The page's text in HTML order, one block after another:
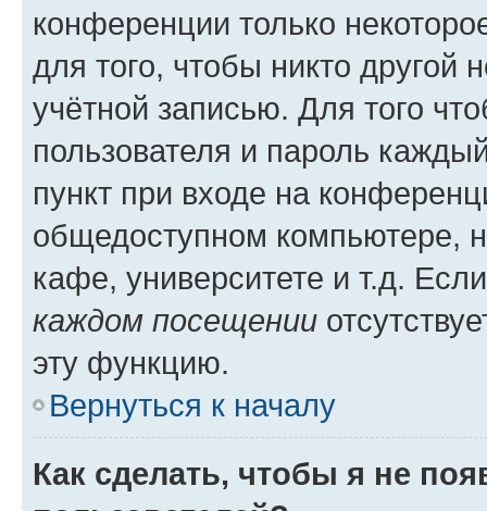
конференции только
для того, чтобы никто другой
учётной записью. Для того
пользователя и пароль
пункт при входе на
общедоступном компьютере,
кафе, университете и т.д.
каждом посещении
эту функцию.
Вернуться к началу
Как сделать, чтобы я не